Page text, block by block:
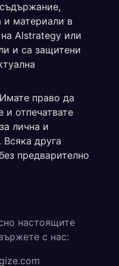
и материали в
Alstrategy или
и са защитени
Имате право да
и отпечатвате
лична и
Всяка друга
предварително
настоящите
с нас: